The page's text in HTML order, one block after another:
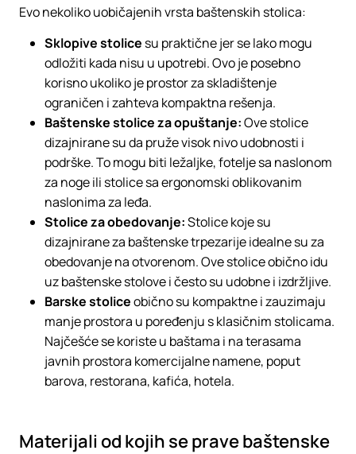
Evo nekoliko uobičajenih vrsta baštenskih stolica:
Sklopive stolice su praktične jer se lako mogu
odložiti kada nisu u upotrebi. Ovo je posebno
korisno ukoliko je prostor za skladištenje
ograničen i zahteva kompaktna rešenja.
Baštenske stolice za opuštanje:Ove stolice
dizajnirane su da pruže visok nivo udobnosti i
podrške. To mogu biti ležaljke, fotelje sa naslonom
za noge ili stolice sa ergonomski oblikovanim
naslonima za leđa.
Stolice za obedovanje:Stolice koje su
dizajnirane za baštenske trpezarije idealne su za
obedovanje na otvorenom. Ove stolice obično idu
uz baštenske stolove i često su udobne i izdržljive.
Barske stoliceobično su kompaktne i zauzimaju
manje prostora u poređenju s klasičnim stolicama.
Najčešće se koriste u baštama i na terasama
javnih prostora komercijalne namene, poput
barova, restorana, kafića, hotela.
Materijali od kojih se prave baštenske